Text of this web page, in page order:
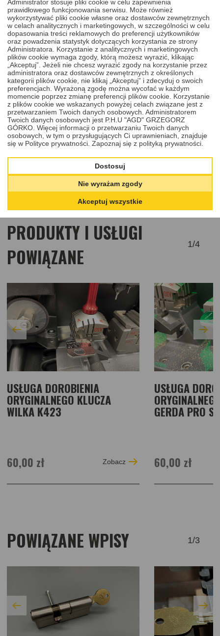
Cena
150,00 PLN DODAJDO KOSZYKA
Zobacz galerię zdjęć i wideo, w których
pokazujemy cały proces krok po kroku.
2 /5
PRODUKTY I USŁUGI
POWIĄZANE
1/4
USŁUGA DOROBIENIA
ORYGINALNEGO KLUCZA
WILKA K423
60,00 zł Zobacz
USŁUGA
GERDA PRO
60,00 zł
POWIĄZANE WPISY 1/3
Administrator stosuje pliki cookie w celu zapewnienia
prawidłowego funkcjonowania serwisu. Może również
wykorzystywać pliki cookie własne oraz dostawców zewnętrznych
w celach analitycznych i marketingowych, w szczególności w celu
dopasowania treści reklamowych do preferencji użytkowników
oraz powadzenia statystyk dotyczących korzystania ze strony
Administratora. Korzystanie z analitycznych i marketingowych
plików cookie wymaga zgody, którą możesz wyrazić, klikając
„Akceptuj”. Jeżeli nie chcesz wyrazić zgody na korzystanie przez
administratora oraz dostawców zewnętrznych z określonych
kategorii plików cookie, nie klikaj „Akceptuj” i zdecyduj o swoich
preferencjach. Wyrażoną zgodę można wycofać w każdym
momencie poprzez zmianę preferencji plików cookie. Korzystanie
z plików cookie we wskazanych powyżej celach związane jest z
przetwarzaniem Twoich danych osobowych. Administratorem
Twoich danych osobowych jest P.H.U "AGD" GRZEGORZ
GÓRKO. Więcej informacji o przetwarzaniu Twoich danych
osobowych, w tym o przysługujących Ci uprawnieniach, znajduje
się w Polityce prywatności. Zapoznaj się z polityką prywatności.
Dostosuj
Nie wyrażam zgody
Akceptuj wszystkie